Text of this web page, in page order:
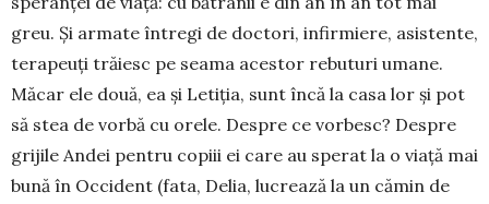
greu. Și armate întregi de doctori, infirmiere, asistente,
terapeuți trăiesc pe seama acestor rebuturi umane.
Măcar ele două, ea și Letiția, sunt încă la casa lor și pot
să stea de vorbă cu orele. Despre ce vor­besc? Despre
grijile Andei pentru copiii ei care au sperat la o viață mai
bună în Occident (fata, De­lia, lucrează la un cămin de